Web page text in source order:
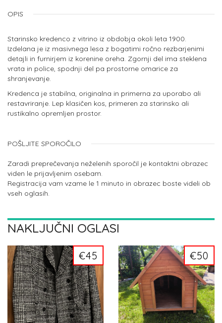
OPIS
Starinsko kredenco z vitrino iz obdobja okoli leta 1900.
Izdelana je iz masivnega lesa z bogatimi ročno rezbarjenimi
detajli in furnirjem iz korenine oreha. Zgornji del ima steklena
vrata in police, spodnji del pa prostorne omarice za
shranjevanje.
Kredenca je stabilna, originalna in primerna za uporabo ali
restavriranje. Lep klasičen kos, primeren za starinsko ali
rustikalno opremljen prostor.
POŠLJITE SPOROČILO
Zaradi preprečevanja neželenih sporočil je kontaktni obrazec
viden le prijavljenim osebam.
Registracija vam vzame le 1 minuto in obrazec boste videli ob
vseh oglasih.
NAKLJUČNI OGLASI
€45 €50